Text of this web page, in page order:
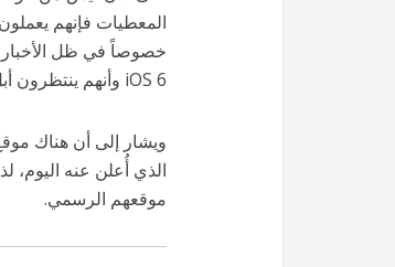
المعطيات فإنهم
خصوصاً في ظل الأخبار
iOS 6 وأنهم ينتظرون أبل أن تصدر الفيرموير iOS 6.1 حتى يصدروا الجيلبريك رسمياً.
ويشار إلى أن هناك
الذي أُعلن عنه اليوم،
موقعهم الرسمي.